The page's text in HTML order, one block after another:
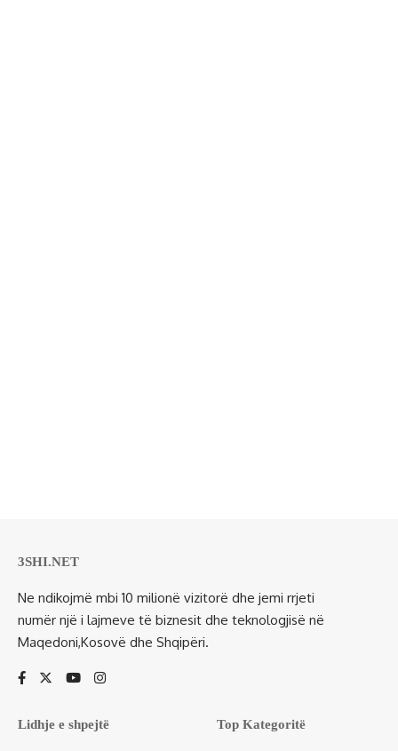
3SHI.NET
Ne ndikojmë mbi 10 milionë vizitorë dhe jemi rrjeti
numër një i lajmeve të biznesit dhe teknologjisë në
Maqedoni,Kosovë dhe Shqipëri.
Lidhje e shpejtë Top Kategoritë